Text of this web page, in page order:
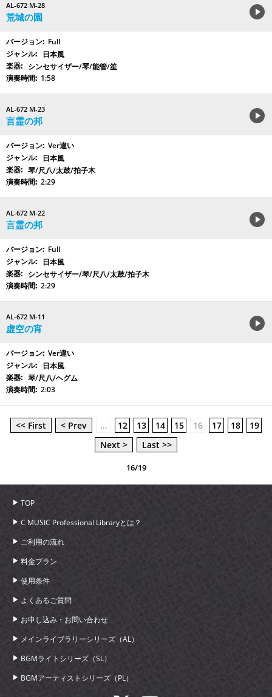
AL-672 M-28
荒城の園
Full
日本風
シンセサイザー/琴/能管/笙
1:58
AL-672 M-23
言霊の邦
Ver違い
日本風
琴/尺八/太鼓/拍子木
2:29
AL-672 M-22
言霊の邦
Full
日本風
シンセサイザー/琴/尺八/太鼓/拍子木
2:29
AL-672 M-11
虚空の宵
Ver違い
日本風
琴/尺八/ヘグム
2:03
<< First < Prev … 12 13 14 15 16 17 18
19
Next >
Last >>
16/19
TOP
C MUSIC Professional Libraryとは？
ご利用の流れ
料金プラン
使用条件
よくあるご質問
お申し込み・お問い合わせ
メインライブラリーシリーズ（AL）
BGMライトシリーズ（SL）
BGMアーティストシリーズ（PL）